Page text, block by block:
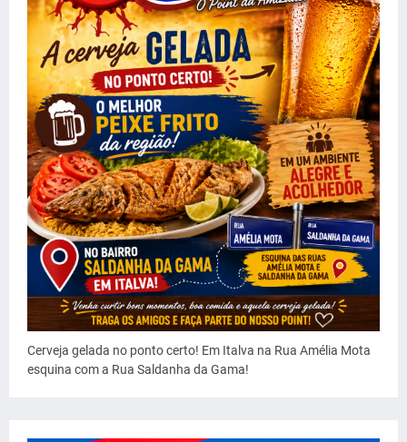
Cerveja gelada no ponto certo! Em Italva na Rua Amélia Mota
esquina com a Rua Saldanha da Gama!